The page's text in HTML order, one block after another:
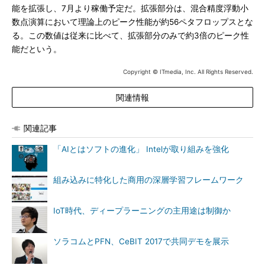
能を拡張し、7月より稼働予定だ。拡張部分は、混合精度浮動小
数点演算において理論上のピーク性能が約56ペタフロップスとな
る。この数値は従来に比べて、拡張部分のみで約3倍のピーク性
能だという。
Copyright © ITmedia, Inc. All Rights Reserved.
関連情報
関連記事
「AIとはソフトの進化」 Intelが取り組みを強化
組み込みに特化した商用の深層学習フレームワーク
IoT時代、ディープラーニングの主用途は制御か
ソラコムとPFN、CeBIT 2017で共同デモを展示